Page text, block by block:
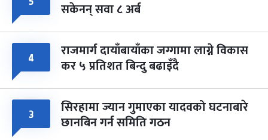
सकेनन् सवा ८ अर्ब
४ राजमार्ग दायाँबायाँका जग्गामा लाग्ने विकास
कर ५ प्रतिशत बिन्दु बढाइँदै
३ सिरहामा ज्यान गुमाएका यादवको घटनाबारे
छानबिन गर्न समिति गठन